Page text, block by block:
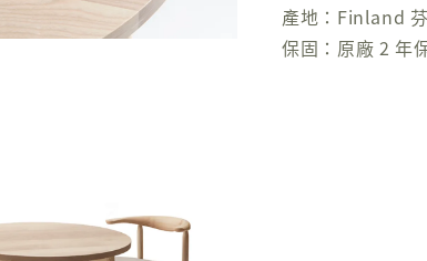
產地：Finland
保固：原廠 2 年